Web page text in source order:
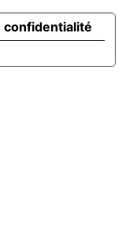
confidentialité